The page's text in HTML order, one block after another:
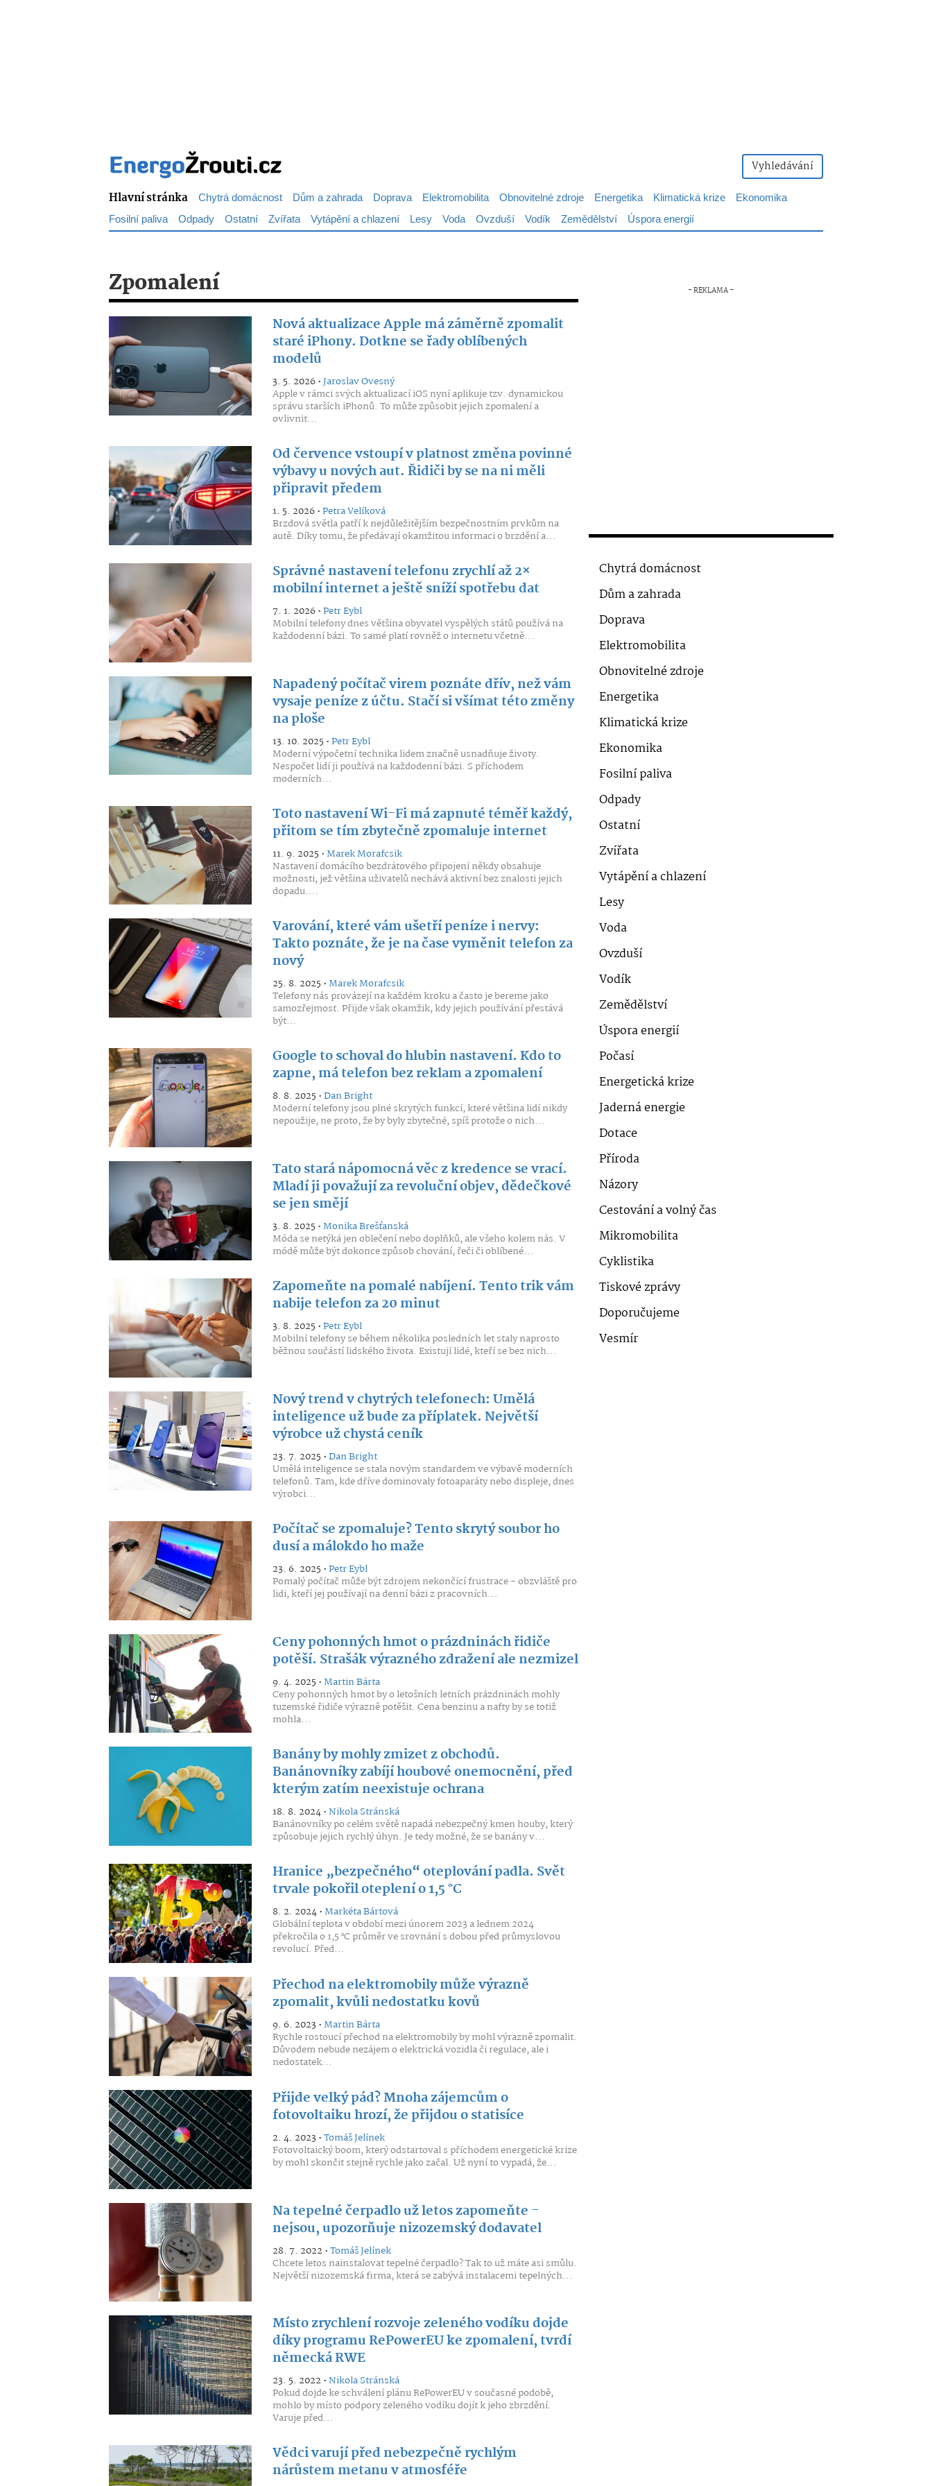
Vyhledávání
Hlavní stránka Chytrá domácnost Dům a zahrada Doprava Elektromobilita Obnovitelné zdroje Energetika Klimatická krize
Ekonomika
Fosilní paliva Odpady Ostatní Zvířata Vytápění a chlazení Lesy Voda Ovzduší Vodík Zemědělství Úspora energií
Zpomalení
Nová aktualizace Apple má záměrně zpomalit
staré iPhony. Dotkne se řady oblíbených
modelů
3. 5. 2026 •Jaroslav Ovesný
Apple v rámci svých aktualizací iOS nyní aplikuje tzv. dynamickou
správu starších iPhonů. To může způsobit jejich zpomalení a
ovlivnit...
Od července vstoupí v platnost změna povinné
výbavy u nových aut. Řidiči by se na ni měli
připravit předem
1. 5. 2026 •Petra Velíková
Brzdová světla patří k nejdůležitějším bezpečnostním prvkům na
autě. Díky tomu, že předávají okamžitou informaci o brzdění a...
Správné nastavení telefonu zrychlí až 2×
mobilní internet a ještě sníží spotřebu dat
7. 1. 2026 •Petr Eybl
Mobilní telefony dnes většina obyvatel vyspělých států používá na
každodenní bázi. To samé platí rovněž o internetu včetně...
Napadený počítač virem poznáte dřív, než vám
vysaje peníze z účtu. Stačí si všímat této změny
na ploše
13. 10. 2025 •Petr Eybl
Moderní výpočetní technika lidem značně usnadňuje životy.
Nespočet lidí ji používá na každodenní bázi. S příchodem
moderních...
Toto nastavení Wi-Fi má zapnuté téměř každý,
přitom se tím zbytečně zpomaluje internet
11. 9. 2025 •Marek Morafcsik
Nastavení domácího bezdrátového připojení někdy obsahuje
možnosti, jež většina uživatelů nechává aktivní bez znalosti jejich
dopadu....
Varování, které vám ušetří peníze i nervy:
Takto poznáte, že je na čase vyměnit telefon za
nový
25. 8. 2025 •Marek Morafcsik
Telefony nás provázejí na každém kroku a často je bereme jako
samozřejmost. Přijde však okamžik, kdy jejich používání přestává
být...
Google to schoval do hlubin nastavení. Kdo to
zapne, má telefon bez reklam a zpomalení
8. 8. 2025 •Dan Bright
Moderní telefony jsou plné skrytých funkcí, které většina lidí nikdy
nepoužije, ne proto, že by byly zbytečné, spíš protože o nich...
Tato stará nápomocná věc z kredence se vrací.
Mladí ji považují za revoluční objev, dědečkové
se jen smějí
3. 8. 2025 •Monika Brešťanská
Móda se netýká jen oblečení nebo doplňků, ale všeho kolem nás. V
módě může být dokonce způsob chování, řeči či oblíbené...
Zapomeňte na pomalé nabíjení. Tento trik vám
nabije telefon za 20 minut
3. 8. 2025 •Petr Eybl
Mobilní telefony se během několika posledních let staly naprosto
běžnou součástí lidského života. Existují lidé, kteří se bez nich...
Nový trend v chytrých telefonech: Umělá
inteligence už bude za příplatek. Největší
výrobce už chystá ceník
23. 7. 2025 •Dan Bright
Umělá inteligence se stala novým standardem ve výbavě moderních
telefonů. Tam, kde dříve dominovaly fotoaparáty nebo displeje, dnes
výrobci...
Počítač se zpomaluje? Tento skrytý soubor ho
dusí a málokdo ho maže
23. 6. 2025 •Petr Eybl
Pomalý počítač může být zdrojem nekončící frustrace - obzvláště pro
lidi, kteří jej používají na denní bázi z pracovních...
Ceny pohonných hmot o prázdninách řidiče
potěší. Strašák výrazného zdražení ale nezmizel
9. 4. 2025 •Martin Bárta
Ceny pohonných hmot by o letošních letních prázdninách mohly
tuzemské řidiče výrazně potěšit. Cena benzinu a nafty by se totiž
mohla...
Banány by mohly zmizet z obchodů.
Banánovníky zabíjí houbové onemocnění, před
kterým zatím neexistuje ochrana
18. 8. 2024 •Nikola Stránská
Banánovníky po celém světě napadá nebezpečný kmen houby, který
způsobuje jejich rychlý úhyn. Je tedy možné, že se banány v...
Hranice „bezpečného“ oteplování padla. Svět
trvale pokořil oteplení o 1,5 °C
8. 2. 2024 •Markéta Bártová
Globální teplota v období mezi únorem 2023 a lednem 2024
překročila o 1,5 °C průměr ve srovnání s dobou před průmyslovou
revolucí. Před...
Přechod na elektromobily může výrazně
zpomalit, kvůli nedostatku kovů
9. 6. 2023 •Martin Bárta
Rychle rostoucí přechod na elektromobily by mohl výrazně zpomalit.
Důvodem nebude nezájem o elektrická vozidla či regulace, ale i
nedostatek...
Přijde velký pád? Mnoha zájemcům o
fotovoltaiku hrozí, že přijdou o statisíce
2. 4. 2023 •Tomáš Jelínek
Fotovoltaický boom, který odstartoval s příchodem energetické krize
by mohl skončit stejně rychle jako začal. Už nyní to vypadá, že...
Na tepelné čerpadlo už letos zapomeňte -
nejsou, upozorňuje nizozemský dodavatel
28. 7. 2022 •Tomáš Jelínek
Chcete letos nainstalovat tepelné čerpadlo? Tak to už máte asi smůlu.
Největší nizozemská firma, která se zabývá instalacemi tepelných...
Místo zrychlení rozvoje zeleného vodíku dojde
díky programu RePowerEU ke zpomalení, tvrdí
německá RWE
23. 5. 2022 •Nikola Stránská
Pokud dojde ke schválení plánu RePowerEU v současné podobě,
mohlo by místo podpory zeleného vodíku dojít k jeho zbrzdění.
Varuje před...
Vědci varují před nebezpečně rychlým
nárůstem metanu v atmosféře
Chytrá domácnost
Dům a zahrada
Doprava
Elektromobilita
Obnovitelné zdroje
Energetika
Klimatická krize
Ekonomika
Fosilní paliva
Odpady
Ostatní
Zvířata
Vytápění a chlazení
Lesy
Voda
Ovzduší
Vodík
Zemědělství
Úspora energií
Počasí
Energetická krize
Jaderná energie
Dotace
Příroda
Názory
Cestování a volný čas
Mikromobilita
Cyklistika
Tiskové zprávy
Doporučujeme
Vesmír